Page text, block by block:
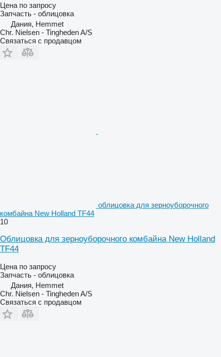
Цена по запросу
Запчасть - облицовка
Дания, Hemmet
Chr. Nielsen - Tingheden A/S
Связаться с продавцом
облицовка для зерноуборочного
комбайна New Holland TF44
10
Облицовка для зерноуборочного комбайна New Holland
TF44
Цена по запросу
Запчасть - облицовка
Дания, Hemmet
Chr. Nielsen - Tingheden A/S
Связаться с продавцом